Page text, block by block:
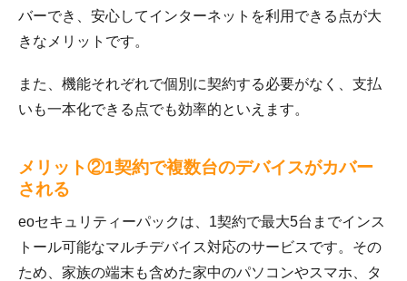
バーでき、安心してインターネットを利用できる点が大
きなメリットです。
また、機能それぞれで個別に契約する必要がなく、支払
いも一本化できる点でも効率的といえます。
メリット②1契約で複数台のデバイスがカバー
される
eoセキュリティーパックは、1契約で最大5台までインス
トール可能なマルチデバイス対応のサービスです。その
ため、家族の端末も含めた家中のパソコンやスマホ、タ